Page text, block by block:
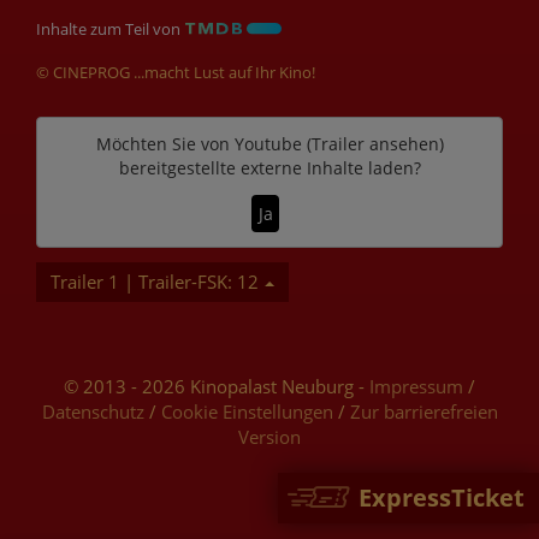
ExpressTicket
Inhalte zum Teil von
© CINEPROG ...macht Lust auf Ihr Kino!
Möchten Sie von Youtube (Trailer ansehen)
bereitgestellte externe Inhalte laden?
Ja
Trailer 1 | Trailer-FSK: 12
© 2013 - 2026 Kinopalast Neuburg - Impressum /
Datenschutz/ Cookie Einstellungen / Zur barrierefreien
Version